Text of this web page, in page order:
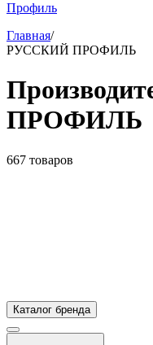
Профиль
Главная/
РУССКИЙ ПРОФИЛЬ
ПРОФИЛЬ
667 товаров
Каталог бренда